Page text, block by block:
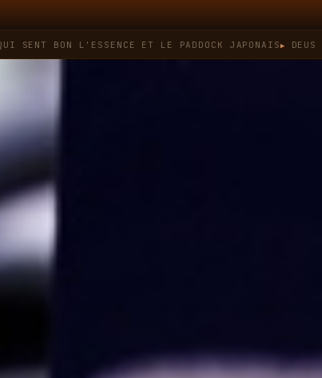
BON L'ESSENCE ET LE PADDOCK JAPONAIS DEUS X